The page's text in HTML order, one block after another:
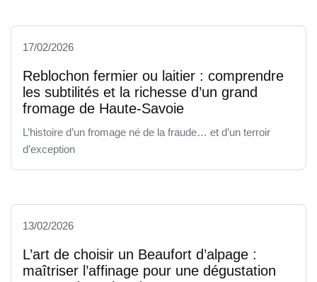
17/02/2026
Reblochon fermier ou laitier : comprendre
les subtilités et la richesse d’un grand
fromage de Haute-Savoie
L’histoire d’un fromage né de la fraude… et d’un terroir
d’exception
13/02/2026
L’art de choisir un Beaufort d’alpage :
maîtriser l’affinage pour une dégustation